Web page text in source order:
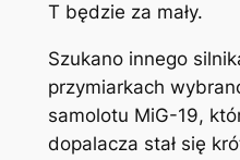
T będzie za mały.
Szukano innego
przymiarkach
samolotu MiG-19,
dopalacza stał się